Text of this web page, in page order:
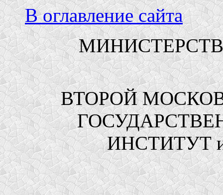
В оглавление сайта
ВТОРОЙ
ИНСТИТУТ